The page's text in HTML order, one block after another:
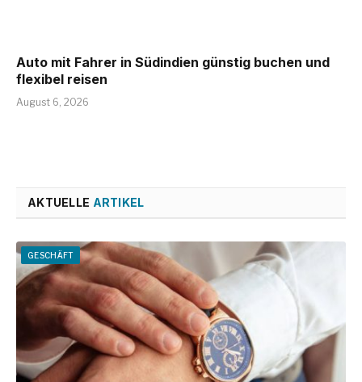
Auto mit Fahrer in Südindien günstig buchen und
flexibel reisen
August 6, 2026
AKTUELLE ARTIKEL
GESCHÄFT